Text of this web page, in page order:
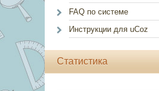
FAQ по системе
Инструкции для uCoz
Статистика